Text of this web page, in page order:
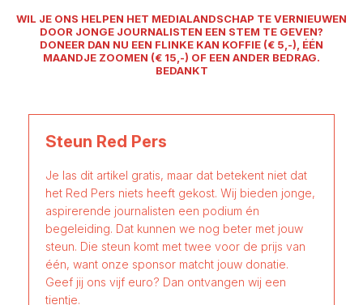
WIL JE ONS HELPEN HET MEDIALANDSCHAP TE VERNIEUWEN
DOOR JONGE JOURNALISTEN EEN STEM TE GEVEN?
DONEER DAN NU EEN FLINKE KAN KOFFIE (€ 5,-), ÉÉN
MAANDJE ZOOMEN (€ 15,-) OF EEN ANDER BEDRAG.
BEDANKT
Steun Red Pers
Je las dit artikel gratis, maar dat betekent niet dat
het Red Pers niets heeft gekost. Wij bieden jonge,
aspirerende journalisten een podium én
begeleiding. Dat kunnen we nog beter met jouw
steun. Die steun komt met twee voor de prijs van
één, want onze sponsor matcht jouw donatie.
Geef jij ons vijf euro? Dan ontvangen wij een
tientje.